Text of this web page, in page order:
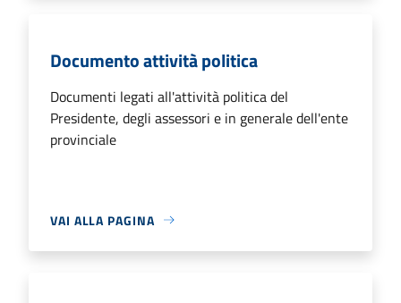
Documento attività politica
Documenti legati all'attività politica del
Presidente, degli assessori e in generale dell'ente
provinciale
VAI ALLA PAGINA